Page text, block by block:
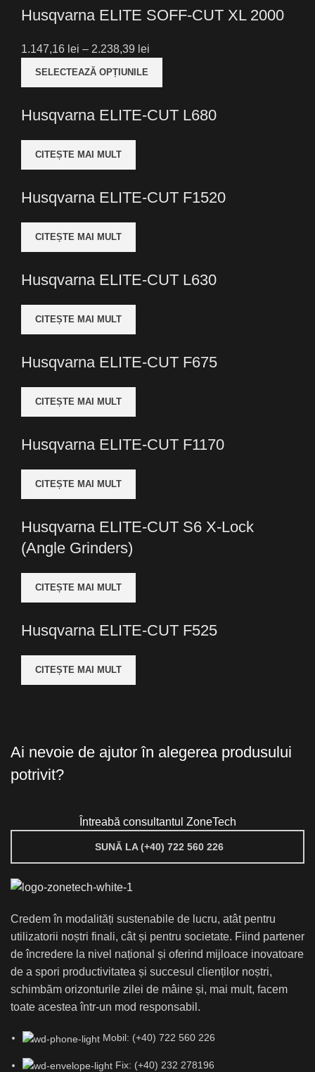
Husqvarna ELITE SOFF-CUT XL 2000
1.147,16 lei – 2.238,39 lei
până
SELECTEAZĂ OPȚIUNILE
Husqvarna ELITE-CUT L680
CITEȘTE MAI MULT
Husqvarna ELITE-CUT F1520
CITEȘTE MAI MULT
Husqvarna ELITE-CUT L630
CITEȘTE MAI MULT
Husqvarna ELITE-CUT F675
CITEȘTE MAI MULT
Husqvarna ELITE-CUT F1170
CITEȘTE MAI MULT
Husqvarna ELITE-CUT S6 X-Lock
(Angle Grinders)
CITEȘTE MAI MULT
Husqvarna ELITE-CUT F525
CITEȘTE MAI MULT
Ai nevoie de ajutor în alegerea produsului
potrivit?
Întreabă consultantul ZoneTech
SUNĂ LA (+40) 722 560 226
Credem în modalități sustenabile de lucru, atât pentru
utilizatorii noștri finali, cât și pentru societate. Fiind partener
de încredere la nivel național și oferind mijloace inovatoare
de a spori productivitatea și succesul clienților noștri,
schimbăm orizonturile zilei de mâine și, mai mult, facem
toate acestea într-un mod responsabil.
Mobil: (+40) 722 560 226
Fix: (+40) 232 278196